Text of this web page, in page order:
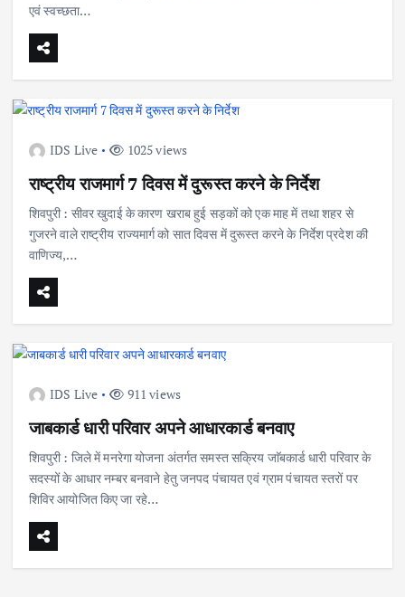
एवं स्वच्छता…
IDS Live 1025 views
राष्ट्रीय राजमार्ग 7 दिवस में दुरूस्त करने के निर्देश
शिवपुरी : सीवर खुदाई के कारण खराब हुई सड़कों को एक माह में तथा शहर से
गुजरने वाले राष्ट्रीय राज्यमार्ग को सात दिवस में दुरूस्त करने के निर्देश प्रदेश की
वाणिज्य,…
IDS Live 911 views
जाबकार्ड धारी परिवार अपने आधारकार्ड बनवाए
शिवपुरी : जिले में मनरेगा योजना अंतर्गत समस्त सक्रिय जाॅबकार्ड धारी परिवार के
सदस्यों के आधार नम्बर बनवाने हेतु जनपद पंचायत एवं ग्राम पंचायत स्तरों पर
शिविर आयोजित किए जा रहे…